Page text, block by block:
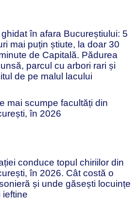
ghidat în afara Bucureștiului: 5
mai puțin știute, la doar 30
de Capitală. Pădurea
parcul cu arbori rari și
de pe malul lacului
mai scumpe facultăți din
în 2026
conduce topul chiriilor din
în 2026. Cât costă o
și unde găsești locuințe
ieftine